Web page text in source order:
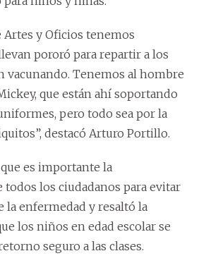
Artes y Oficios tenemos
pororó para repartir a los
vacunando. Tenemos al hombre
que están ahí soportando
pero todo sea por la
destacó Arturo Portillo.
es importante la
los ciudadanos para evitar
la enfermedad y resaltó la
los niños en edad escolar se
seguro a las clases.